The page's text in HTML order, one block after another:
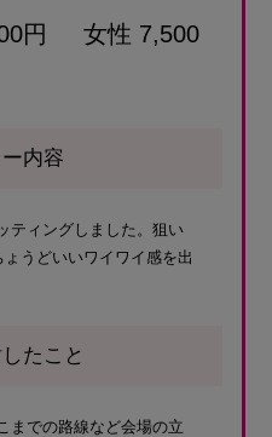
円 女性 7,500
内容
ティングしました。狙い
うどいいワイワイ感を出
たこと
までの路線など会場の立